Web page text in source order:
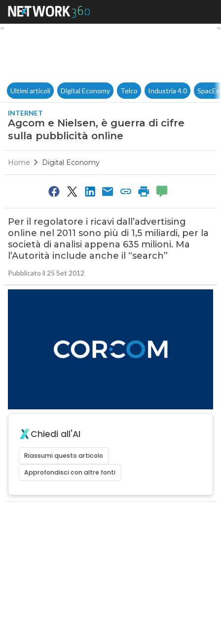
Agcom e Nielsen, è guerra
Ultimi articoli Digital Economy Telco Industria 4.0
INTERNET
Agcom e Nielsen, è guerra di cifre
sulla pubblicità online
Home Digital Economy
Per il regolatore i ricavi dall’advertising
online nel 2011 sono più di 1,5 miliardi, per la
società di analisi appena 635 milioni. Ma
l’Autorità include anche il “search”
Pubblicato il 25 Set 2012
Chiedi all'AI
Riassumi questo articolo
Approfondisci con altre fonti